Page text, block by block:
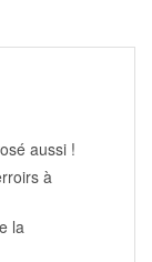
aussi !
à
la